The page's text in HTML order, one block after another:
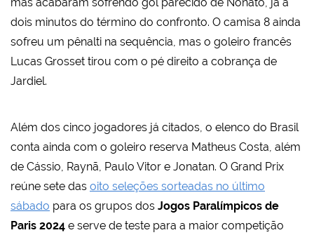
dois minutos do término do confronto. O camisa 8 ainda
sofreu um pênalti na sequência, mas o goleiro francês
Lucas Grosset tirou com o pé direito a cobrança de
Jardiel.
Além dos cinco jogadores já citados, o elenco do Brasil
conta ainda com o goleiro reserva Matheus Costa, além
de Cássio, Raynã, Paulo Vitor e Jonatan. O Grand Prix
reúne sete das oito seleções sorteadas no último
sábado para os grupos dos Jogos Paralímpicos de
Paris 2024 e serve de teste para a maior competição